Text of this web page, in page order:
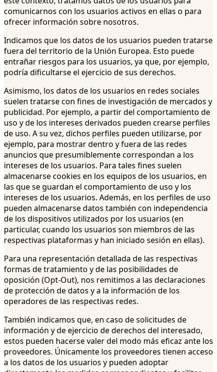
comunicarnos con los usuarios activos en ellas o para
ofrecer información sobre nosotros.
Indicamos que los datos de los usuarios pueden tratarse
fuera del territorio de la Unión Europea. Esto puede
entrañar riesgos para los usuarios, ya que, por ejemplo,
podría dificultarse el ejercicio de sus derechos.
Asimismo, los datos de los usuarios en redes sociales
suelen tratarse con fines de investigación de mercados y
publicidad. Por ejemplo, a partir del comportamiento de
uso y de los intereses derivados pueden crearse perfiles
de uso. A su vez, dichos perfiles pueden utilizarse, por
ejemplo, para mostrar dentro y fuera de las redes
anuncios que presumiblemente correspondan a los
intereses de los usuarios. Para tales fines suelen
almacenarse cookies en los equipos de los usuarios, en
las que se guardan el comportamiento de uso y los
intereses de los usuarios. Además, en los perfiles de uso
pueden almacenarse datos también con independencia
de los dispositivos utilizados por los usuarios (en
particular, cuando los usuarios son miembros de las
respectivas plataformas y han iniciado sesión en ellas).
Para una representación detallada de las respectivas
formas de tratamiento y de las posibilidades de
oposición (Opt-Out), nos remitimos a las declaraciones
de protección de datos y a la información de los
operadores de las respectivas redes.
También indicamos que, en caso de solicitudes de
información y de ejercicio de derechos del interesado,
estos pueden hacerse valer del modo más eficaz ante los
proveedores. Únicamente los proveedores tienen acceso
a los datos de los usuarios y pueden adoptar